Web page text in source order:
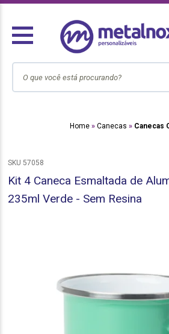
Home Canecas Canecas
SKU 57058
Kit 4 Caneca Esmaltada de
235ml Verde - Sem Resina